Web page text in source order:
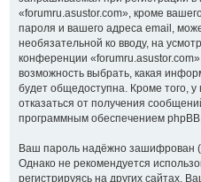
«forumru.asustor.com», кроме
пароля и вашего адреса email,
необязательной ко вводу, на
конференции
возможность выбрать, какая
будет общедоступна. Кроме того, у
отказаться от получения
программным обеспечением
Ваш пароль надёжно зашифрован
Однако не рекомендуется
регистрируясь на других сайтах.